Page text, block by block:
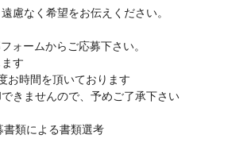
慮なく希望をお伝えください。
ォームからご応募下さい。
す
お時間を頂いております
きませんので、予めご了承下さい
書類による書類選考